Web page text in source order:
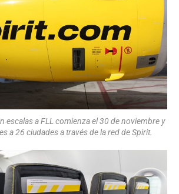
escalas a FLL comienza el 30 de noviembre y
a 26 ciudades a través de la red de Spirit.